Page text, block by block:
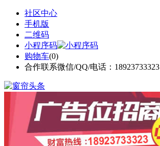
社区中心
手机版
二维码
小程序码
购物车(0)
合作联系微信/QQ/电话：18923733323